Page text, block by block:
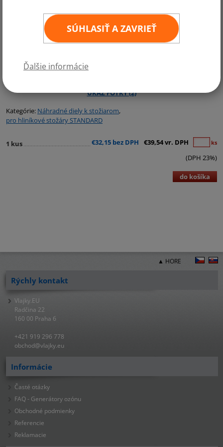
SÚHLASIŤ A ZAVRIEŤ
Ďalšie informácie
Kategórie: Náhradné diely k stožiarom,
pro hliníkové stožáry STANDARD
1 kus €32,15 bez DPH €39,54 vr. DPH ks
(DPH 23%)
do košíka
▲ HORE
Rýchly kontakt
Vlajky.EU
Radčina 22
160 00 Praha 6
+421 919 296 778
obchod@vlajky.eu
Informácie
Časté otázky
FAQ - Generátory ozónu
Obchodné podmienky
Referencie
Reklamacie